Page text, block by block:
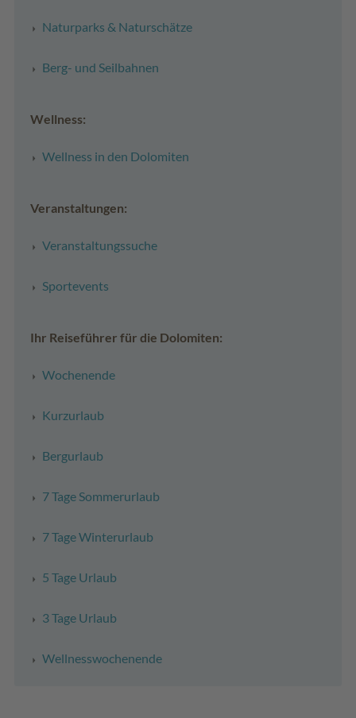
Naturparks & Naturschätze
Berg- und Seilbahnen
Wellness:
Wellness in den Dolomiten
Veranstaltungen:
Veranstaltungssuche
Sportevents
Ihr Reiseführer für die Dolomiten:
Wochenende
Kurzurlaub
Bergurlaub
7 Tage Sommerurlaub
7 Tage Winterurlaub
5 Tage Urlaub
3 Tage Urlaub
Wellnesswochenende